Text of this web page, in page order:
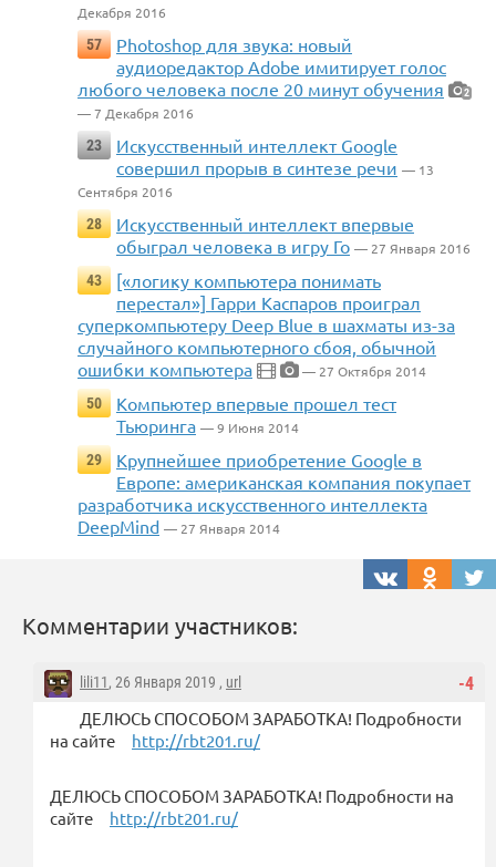
Декабря 2016
57
Photoshop для звука: новый
аудиоредактор Adobe имитирует голос
любого человека после 20 минут обучения
2
— 7 Декабря 2016
23
Искусственный интеллект Google
совершил прорыв в синтезе речи — 13
Сентября 2016
28
Искусственный интеллект впервые
обыграл человека в игру Го — 27 Января 2016
43
[«логику компьютера понимать
перестал»] Гарри Каспаров проиграл
суперкомпьютеру Deep Blue в шахматы из-за
случайного компьютерного сбоя, обычной
ошибки компьютера
— 27 Октября 2014
50
Компьютер впервые прошел тест
Тьюринга — 9 Июня 2014
29
Крупнейшее приобретение Google в
Европе: американская компания покупает
разработчика искусственного интеллекта
DeepMind — 27 Января 2014
Комментарии участников:
-4
lili11, 26 Января 2019 , url
ДЕЛЮСЬ СПОСОБОМ ЗАРАБОТКА! Подробности
на сайте
http://rbt201.ru/
ДЕЛЮСЬ СПОСОБОМ ЗАРАБОТКА! Подробности на
сайте
http://rbt201.ru/